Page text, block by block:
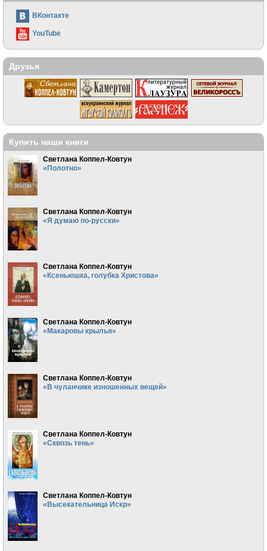
ВКонтакте
YouTube
Друзья
Купить наши книги
Светлана Коппел-Ковтун
«Полотно»
Светлана Коппел-Ковтун
«Я думаю по-русски»
Светлана Коппел-Ковтун
«Ксеньюшка, голубка Христова»
Светлана Коппел-Ковтун
«Макаровы крылья»
Светлана Коппел-Ковтун
«В чуланчике изношенных вещей»
Светлана Коппел-Ковтун
«Сквозь тень»
Светлана Коппел-Ковтун
«Высекательница Искр»